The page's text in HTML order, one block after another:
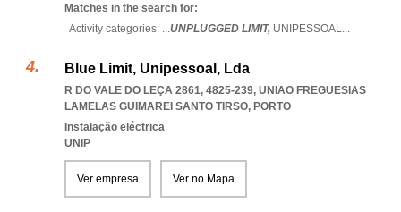
Matches in the search for:
Activity categories: ...UNPLUGGED LIMIT, UNIPESSOAL...
Blue Limit, Unipessoal, Lda
R DO VALE DO LEÇA 2861, 4825-239, UNIAO FREGUESIAS
LAMELAS GUIMAREI SANTO TIRSO, PORTO
Instalação eléctrica
UNIP
Ver empresa Ver no Mapa